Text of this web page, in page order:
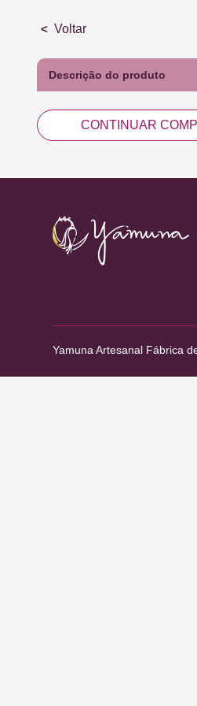
Voltar
Descrição do produto
CONTINUAR
Yamuna Artesanal Fábrica